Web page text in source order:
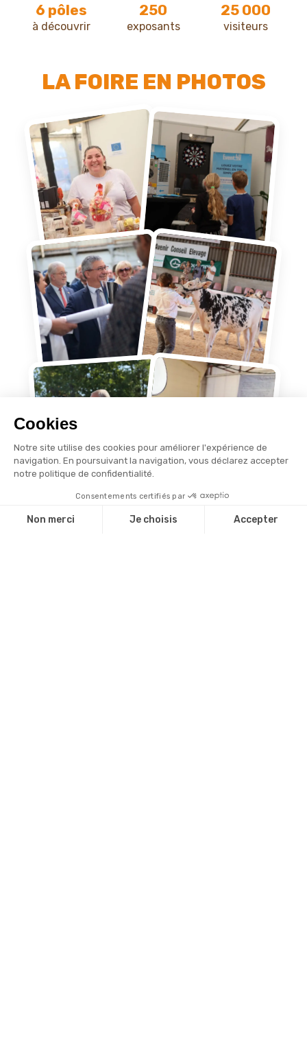
6 pôles
à découvrir
250
exposants
25 000
visiteurs
LA FOIRE EN PHOTOS